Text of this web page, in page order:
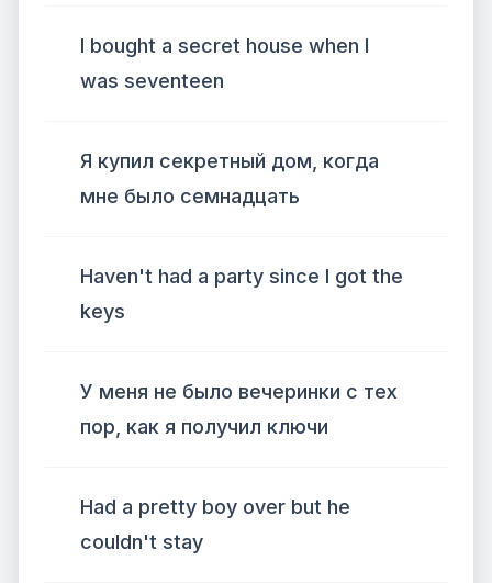
I bought a secret house when I
was seventeen
Я купил секретный дом, когда
мне было семнадцать
Haven't had a party since I got the
keys
У меня не было вечеринки с тех
пор, как я получил ключи
Had a pretty boy over but he
couldn't stay